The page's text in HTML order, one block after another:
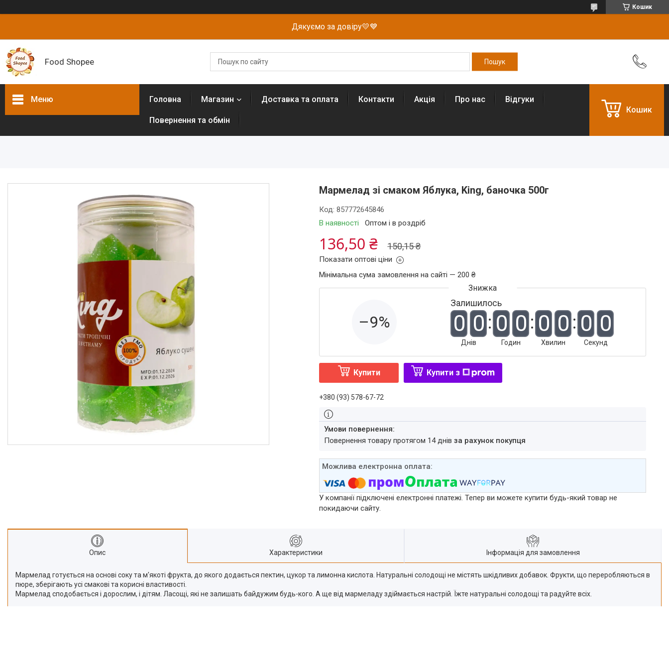
Кошик
Дякуємо за довіру💛💙
Food Shopee
Меню
Борошно різних культур (без
підсолоджувачі
Рослинні олії першого
холодного віджиму
Спеції, прянощі, приправи
Какао продукти
Натуральна косметика
Сублімована їжа
Крупи, насіння, бобові
Головна Магазин Доставка та оплата Контакти Акція Про нас Відгуки
Повернення та обмін
Кошик
Мармелад зі смаком Яблука, King, баночка 500г
В наявності Оптом і в роздріб
Код:857772645846
150,15 ₴
136,50 ₴
Показати оптові ціни
Мінімальна сума замовлення на сайті — 200 ₴
–9%
Залишилось
0 0
Днів
0 0
Годин
0 0
Хвилин
0 0
Секунд
Купити Купити з
+380 (93) 578-67-72
повернення товару протягом 14 днівза рахунок покупця
У компанії підключені електронні платежі. Тепер ви можете купити будь-який товар не
покидаючи сайту.
Опис Характеристики Інформація для замовлення
Мармелад готується на основі соку та м'якоті фрукта, до якого додається пектин, цукор та лимонна кислота. Натуральні солодощі не містять шкідливих добавок. Фрукти, що переробляються в
пюре, зберігають усі смакові та корисні властивості.
Мармелад сподобається і дорослим, і дітям. Ласощі, які не залишать байдужим будь-кого. А ще від мармеладу здіймається настрій. Їжте натуральні солодощі та радуйте всіх.